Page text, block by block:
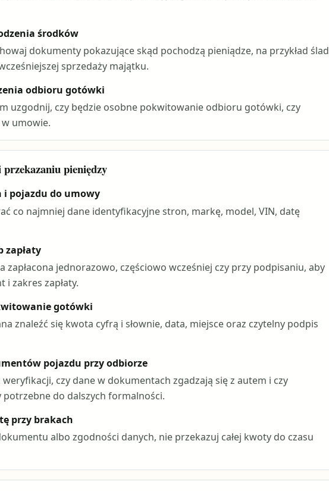
środków
dokumenty pokazujące skąd pochodzą pieniądze, na przykład ślad
sprzedaży majątku.
odbioru gotówki
uzgodnij, czy będzie osobne pokwitowanie odbioru gotówki, czy
umowie.
pieniędzy
i pojazdu do umowy
co najmniej dane identyfikacyjne stron, markę, model, VIN, datę
zapłaty
zapłacona jednorazowo, częściowo wcześniej czy przy podpisaniu, aby
i zakres zapłaty.
gotówki
znaleźć się kwota cyfrą i słownie, data, miejsce oraz czytelny podpis
pojazdu przy odbiorze
czy dane w dokumentach zgadzają się z autem i czy
do dalszych formalności.
przy brakach
albo zgodności danych, nie przekazuj całej kwoty do czasu